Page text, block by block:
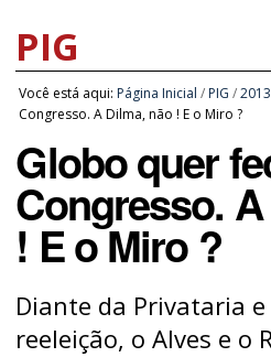
PIG
Você está aqui: Página Inicial / PIG /2013
Congresso. A Dilma, não ! E o Miro ?
Globo quer
Congresso.
! E o Miro ?
Diante da Privataria
reeleição, o Alves e o